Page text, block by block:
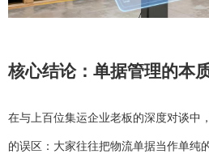
核心结论：单据管理的本
在与上百位集运企业老板的深度对谈中
的误区：大家往往把物流单据当作单纯